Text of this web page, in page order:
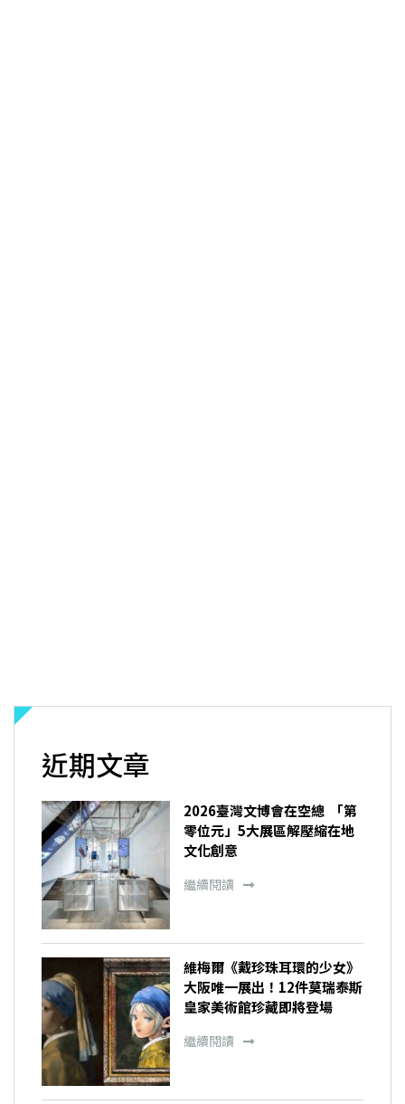
近期文章
2026臺灣文博會在空總 「第
零位元」5大展區解壓縮在地
文化創意
繼續閱讀
維梅爾《戴珍珠耳環的少女》
大阪唯一展出！12件莫瑞泰斯
皇家美術館珍藏即將登場
繼續閱讀